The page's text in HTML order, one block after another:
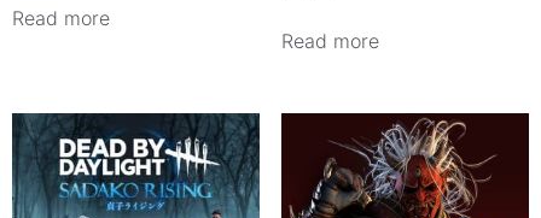
Read more
Read more